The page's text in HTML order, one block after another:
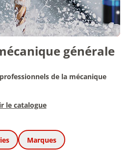
générale
de la mécanique
le catalogue
Marques